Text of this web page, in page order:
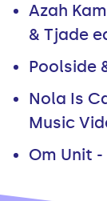
Azah
& Tjade
Poolside
Nola Is
Music
Om Unit